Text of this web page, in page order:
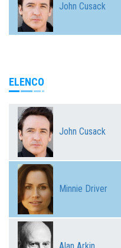
John Cusack
ELENCO
John Cusack
Minnie Driver